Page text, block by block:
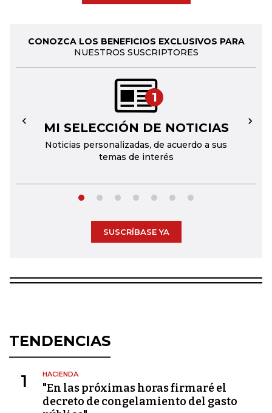
CONOZCA LOS BENEFICIOS EXCLUSIVOS PARA
NUESTROS SUSCRIPTORES
1
MI SELECCIÓN DE NOTICIAS
Noticias personalizadas, de acuerdo a sus
temas de interés
← →
SUSCRÍBASE YA
TENDENCIAS
1 HACIENDA
"En las próximas horas firmaré el
decreto de congelamiento del gasto